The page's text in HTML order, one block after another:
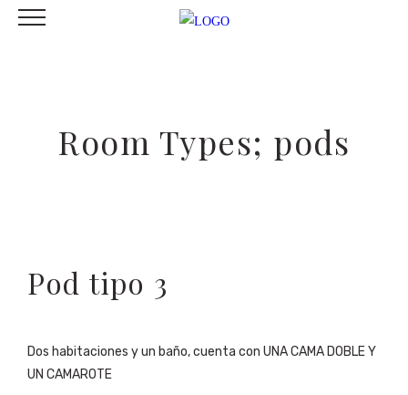
Room Types; pods
Pod tipo 3
Dos habitaciones y un baño, cuenta con UNA CAMA DOBLE Y
UN CAMAROTE